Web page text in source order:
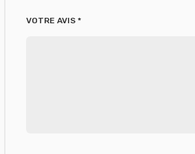
VOTRE AVIS *